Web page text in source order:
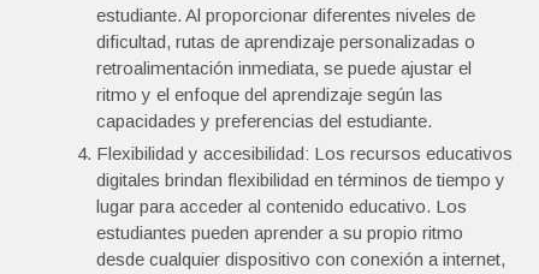
estudiante. Al proporcionar diferentes niveles de
dificultad, rutas de aprendizaje personalizadas o
retroalimentación inmediata, se puede ajustar el
ritmo y el enfoque del aprendizaje según las
capacidades y preferencias del estudiante.
Flexibilidad y accesibilidad: Los recursos educativos
digitales brindan flexibilidad en términos de tiempo y
lugar para acceder al contenido educativo. Los
estudiantes pueden aprender a su propio ritmo
desde cualquier dispositivo con conexión a internet,